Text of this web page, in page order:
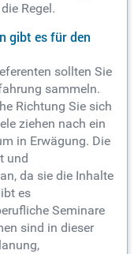
Regel.
gibt es für den
sollten Sie
sammeln.
Richtung Sie sich
ziehen nach ein
in Erwägung. Die
und
da sie die Inhalte
es
Seminare
sind in dieser